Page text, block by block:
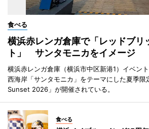
食べる
横浜赤レンガ倉庫で「レッドブリ
ト」 サンタモニカをイメージ
横浜赤レンガ倉庫（横浜市中区新港1）イベン
西海岸「サンタモニカ」をテーマにした夏季
Sunset 2026」が開催されている。
食べる